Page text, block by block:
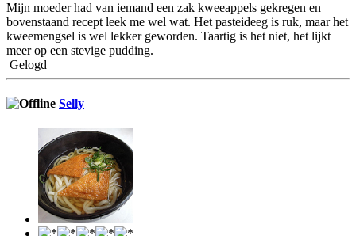
Mijn moeder had van iemand een zak kweeappels gekregen en
bovenstaand recept leek me wel wat. Het pasteideeg is ruk, maar het
kweemengsel is wel lekker geworden. Taartig is het niet, het lijkt
meer op een stevige pudding.
Gelogd
Selly